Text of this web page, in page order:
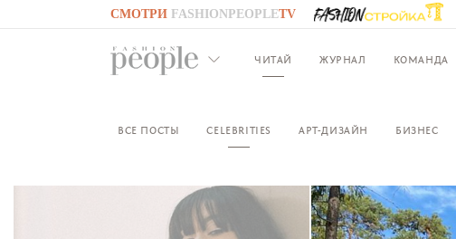
СМОТРИ FASHIONPEOPLETV
GO TO FASHIONPEOPLE
ЧИТАЙ ЖУРНАЛ КОМАНДА
ВСЕ ПОСТЫ CELEBRITIES АРТ-ДИЗАЙН БИЗНЕС